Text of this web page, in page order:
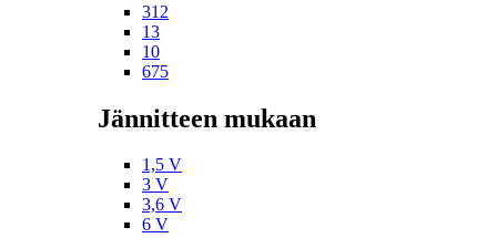
312
13
10
675
Jännitteen mukaan
1,5 V
3 V
3,6 V
6 V